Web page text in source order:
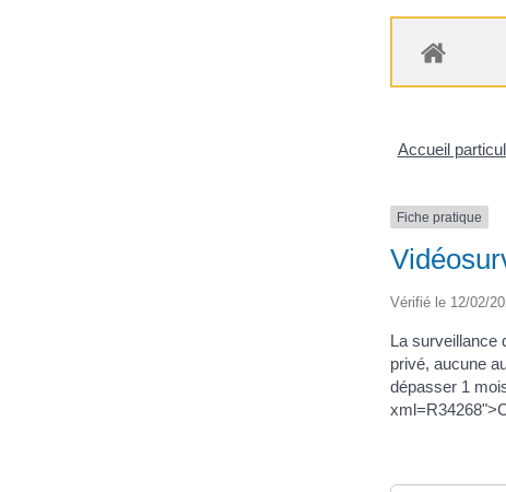
Accueil
Fiche pratique
Vérifié le 12/02/
La surveillance
privé, aucune
dépasser 1